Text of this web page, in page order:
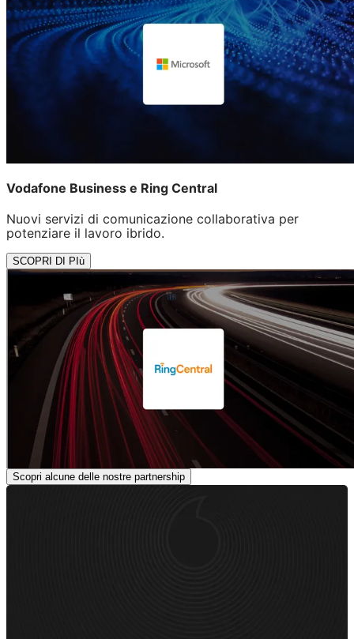
Vodafone Business e Ring Central
Nuovi servizi di comunicazione collaborativa per
potenziare il lavoro ibrido.
SCOPRI DI PIù
Scopri alcune delle nostre partnership